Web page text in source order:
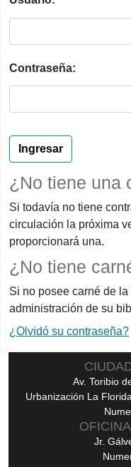
Contraseña:
¿No tiene una
Si todavía no tiene
circulación la próxima
proporcionará una.
¿No tiene
Si no posee carné de
administración de su
¿Olvidó su contraseña?
Av. Toribio
Urbanización La
Jr.